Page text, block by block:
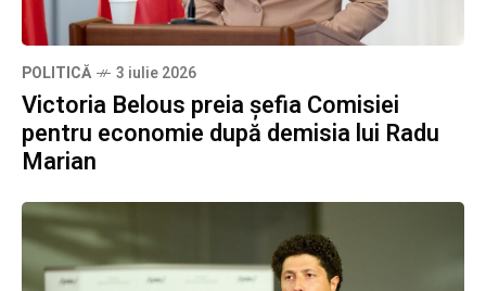
POLITICĂ 3 iulie 2026
Victoria Belous preia șefia Comisiei
pentru economie după demisia lui Radu
Marian